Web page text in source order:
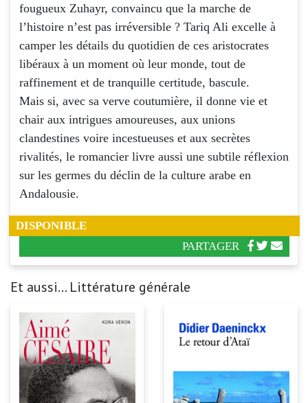
fougueux Zuhayr, convaincu que la marche de
l’histoire n’est pas irréversible ? Tariq Ali excelle à
camper les détails du quotidien de ces aristocrates
libéraux à un moment où leur monde, tout de
raffinement et de tranquille certitude, bascule.
Mais si, avec sa verve coutumière, il donne vie et
chair aux intrigues amoureuses, aux unions
clandestines voire incestueuses et aux secrètes
rivalités, le romancier livre aussi une subtile réflexion
sur les germes du déclin de la culture arabe en
Andalousie.
DISPONIBLE
PARTAGER
Et aussi... Littérature générale